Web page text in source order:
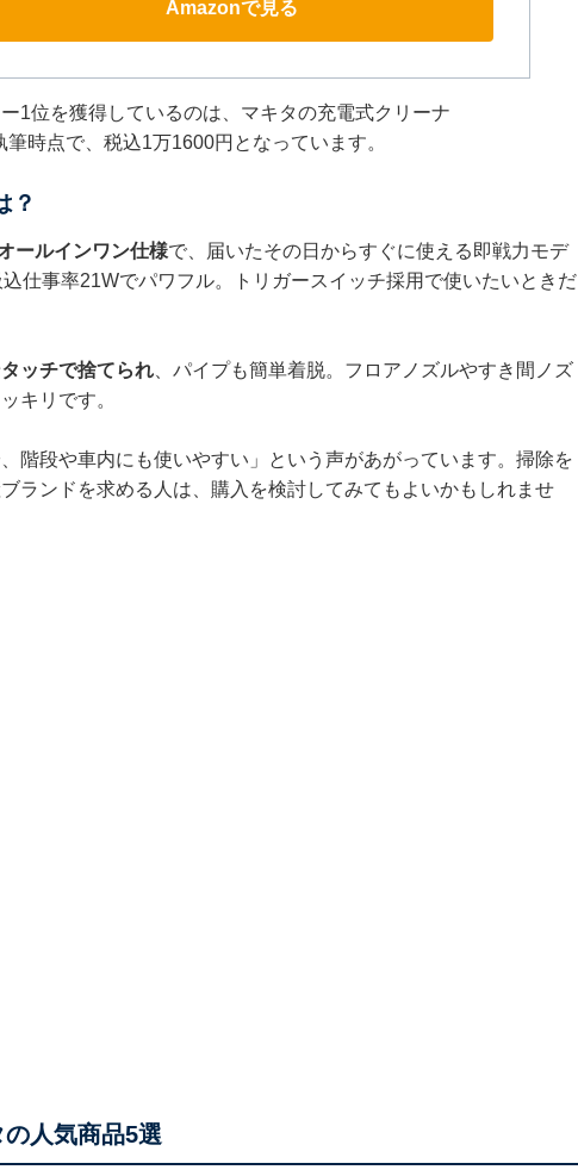
Amazonで見る
1位を獲得しているのは、マキタの充電式クリーナ
時点で、税込1万1600円となっています。
？
ールインワン仕様で、届いたその日からすぐに使える即戦力モデ
仕事率21Wでパワフル。トリガースイッチ採用で使いたいときだ
ッチで捨てられ、パイプも簡単着脱。フロアノズルやすき間ノズ
キリです。
階段や車内にも使いやすい」という声があがっています。掃除を
ランドを求める人は、購入を検討してみてもよいかもしれませ
の人気商品5選